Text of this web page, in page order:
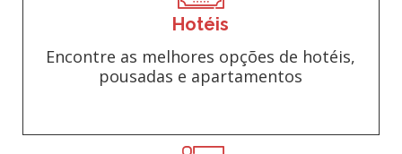
Hotéis
Encontre as melhores opções de hotéis,
pousadas e apartamentos